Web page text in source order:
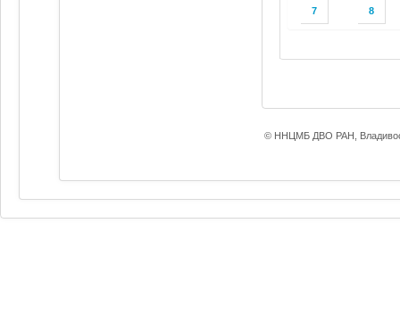
7 8
© ННЦМБ ДВО РАН,